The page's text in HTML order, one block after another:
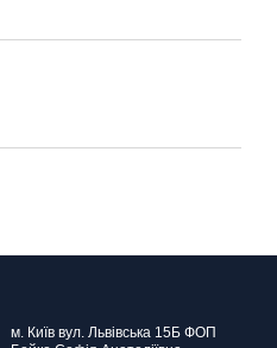
м. Київ вул. Львівська 15Б ФОП